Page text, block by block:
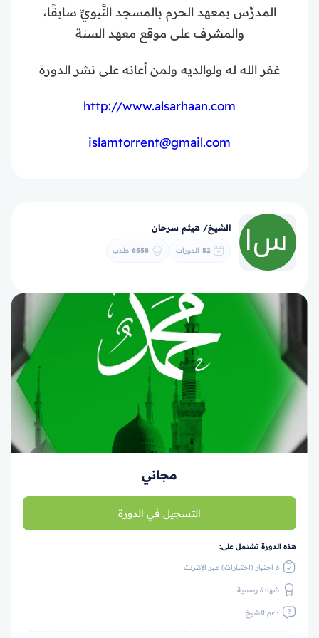
المدرِّس بمعهد الحرم بالمسجد النَّبويِّ سابقًا،
والمشرف على موقع معهد السنة
غفر الله له ولوالديه ولمن أعانه على نشر الدورة
http://www.alsarhaan.com
islamtorrent@gmail.com
الشيخ/ هيثم سرحان
52 الدورات 6558 طلاب
مجاني
التسجيل في الدورة
هذه الدورة تشتمل على:
3 اختبار (اختبارات) عبر الإنترنت
شهادة رسمية
دعم الشيخ